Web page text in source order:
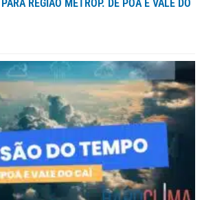
REGIÃO METROP. DE POA E VALE DO